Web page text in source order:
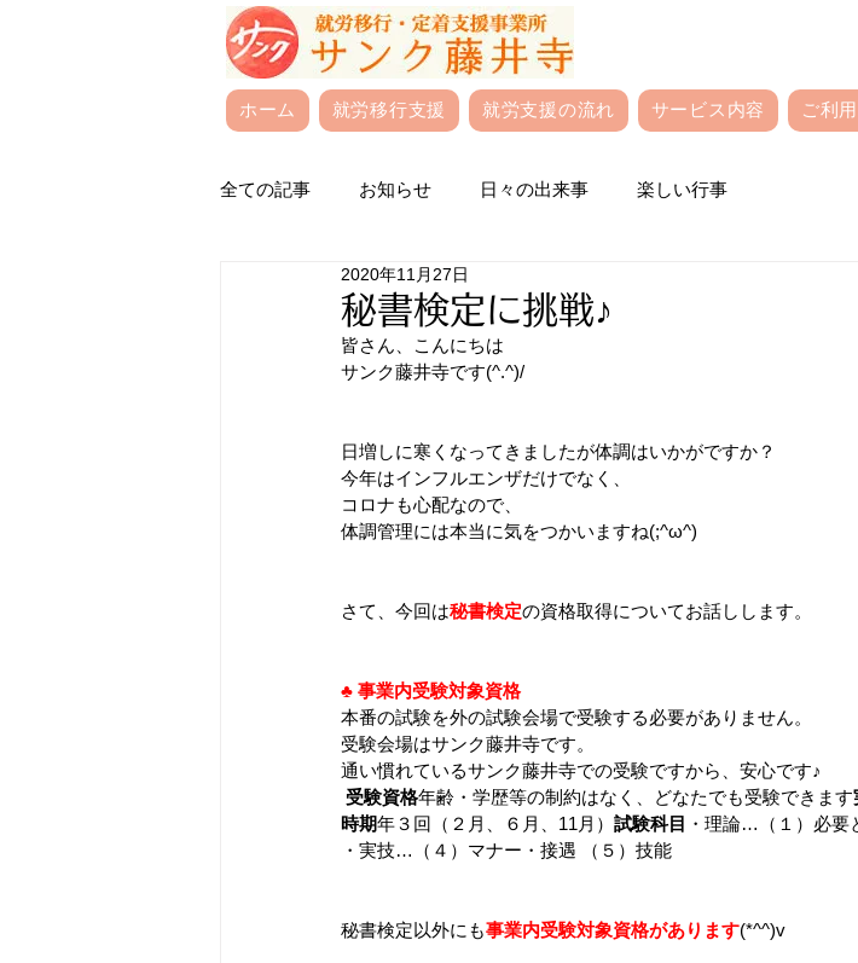
ホーム 就労移行支援 就労支援の流れ サービス内容 ご利
全ての記事 お知らせ 日々の出来事 楽しい行事
秘書検定に挑戦♪
2020年11月27日
皆さん、こんにちは
サンク藤井寺です(^.^)/
日増しに寒くなってきましたが体調はいかがですか？
今年はインフルエンザだけでなく、
コロナも心配なので、
体調管理には本当に気をつかいますね(;^ω^)
さて、今回は秘書検定の資格取得についてお話しします。
♣ 事業内受験対象資格
本番の試験を外の試験会場で受験する必要がありません。
受験会場はサンク藤井寺です。
通い慣れているサンク藤井寺での受験ですから、安心です♪
受験資格年齢・学歴等の制約はなく、どなたでも受験できます
時期年３回（２月、６月、11月） 試験科目 ・理論…（１）必要
・実技…（４）マナー・接遇 （５）技能
秘書検定以外にも事業内受験対象資格があります(*^^)v